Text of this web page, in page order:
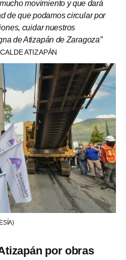
movimiento y que dará
de que podamos circular por
cuidar nuestros
de Atizapán de Zaragoza”
ATIZAPÁN
por obras